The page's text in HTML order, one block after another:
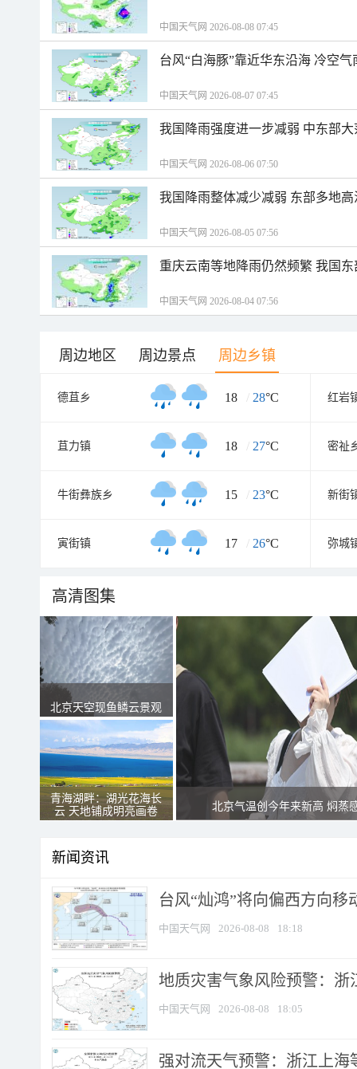
中国天气网 2026-08-08 07:45
台风“白海豚”靠近华东沿海 冷空
中国天气网 2026-08-07 07:45
我国降雨强度进一步减弱 中东部
中国天气网 2026-08-06 07:50
我国降雨整体减少减弱 东部多地
中国天气网 2026-08-05 07:56
重庆云南等地降雨仍然频繁 我国
中国天气网 2026-08-04 07:56
周边地区 周边景点 周边乡镇
德苴乡 18 / 28°C 红岩
苴力镇 18 / 27°C 密祉
牛街彝族乡 15 / 23°C 新街
寅街镇 17 / 26°C 弥城
高清图集
北京天空现鱼鳞云景观
青海湖畔：湖光花海长
云 天地铺成明亮画卷
北京气温创今年来新高 焖蒸
新闻资讯
台风“灿鸿”将向偏西方向移
中国天气网 2026-08-08 18:18
地质灾害气象风险预警：
中国天气网 2026-08-08 18:05
强对流天气预警：浙江上海